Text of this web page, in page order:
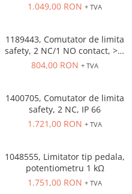
1.049,00 RON + TVA
1189443, Comutator de limita
safety, 2 NC/1 NO contact, > 1
million actionari
804,00 RON + TVA
1400705, Comutator de limita
safety, 2 NC, IP 66
1.721,00 RON + TVA
1048555, Limitator tip pedala,
potentiometru 1 kΩ
1.751,00 RON + TVA